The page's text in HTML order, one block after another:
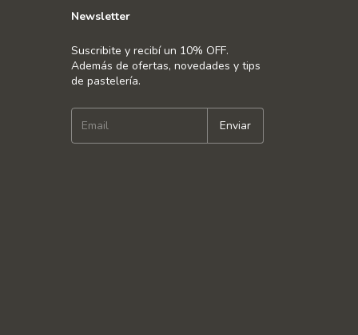
Newsletter
Suscribite y recibí un 10% OFF.
Además de ofertas, novedades y tips
de pastelería.